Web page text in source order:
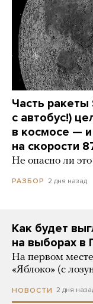
Часть ракеты
с автобус!)
в космосе — и
на скорости
Не опасно ли
РАЗБОР 2 дня назад
Как будет
на выборах в
На первом
«Яблоко» (с
НОВОСТИ 2 дня